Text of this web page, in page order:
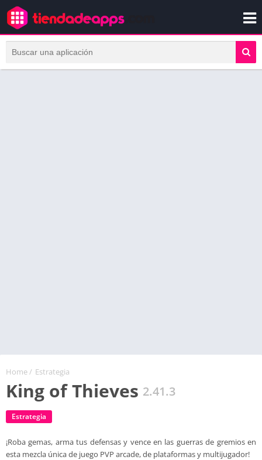
Home/ Estrategia
King of Thieves 2.41.3
Estrategia
¡Roba gemas, arma tus defensas y vence en las guerras de gremios en
esta mezcla única de juego PVP arcade, de plataformas y multijugador!